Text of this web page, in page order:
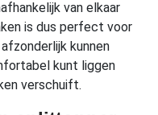
van elkaar
is dus perfect voor
kunnen
kunt liggen
verschuift.